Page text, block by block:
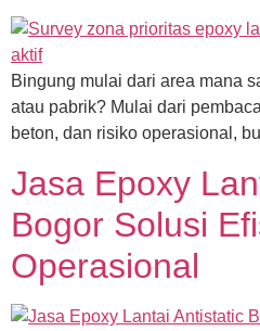
Bingung mulai dari area mana
atau pabrik? Mulai dari
beton, dan risiko operasional,
Jasa Epoxy
Bogor Solusi
Operasional